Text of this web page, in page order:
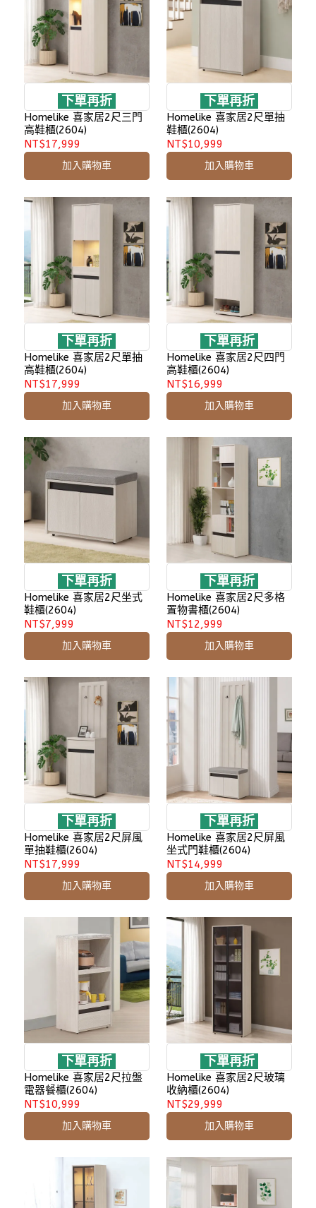
下單再折
Homelike 喜家居2尺三門
高鞋櫃(2604)
NT$17,999
加入購物車
下單再折
Homelike 喜家居2尺單抽
鞋櫃(2604)
NT$10,999
加入購物車
下單再折
Homelike 喜家居2尺單抽
高鞋櫃(2604)
NT$17,999
加入購物車
下單再折
Homelike 喜家居2尺四門
高鞋櫃(2604)
NT$16,999
加入購物車
下單再折
Homelike 喜家居2尺坐式
鞋櫃(2604)
NT$7,999
加入購物車
下單再折
Homelike 喜家居2尺多格
置物書櫃(2604)
NT$12,999
加入購物車
下單再折
Homelike 喜家居2尺屏風
單抽鞋櫃(2604)
NT$17,999
加入購物車
下單再折
Homelike 喜家居2尺屏風
坐式門鞋櫃(2604)
NT$14,999
加入購物車
下單再折
Homelike 喜家居2尺拉盤
電器餐櫃(2604)
NT$10,999
加入購物車
下單再折
Homelike 喜家居2尺玻璃
收納櫃(2604)
NT$29,999
加入購物車